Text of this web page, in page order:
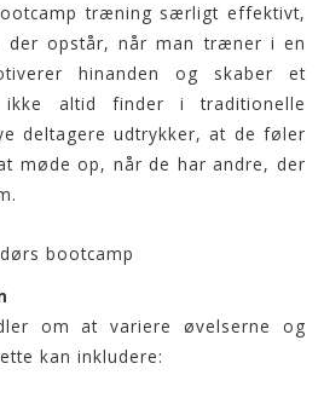
træning særligt effektivt,
der opstår, når man træner i en
hinanden og skaber et
altid finder i traditionelle
deltagere udtrykker, at de føler
møde op, når de har andre, der
bootcamp
om at variere øvelserne og
kan inkludere: